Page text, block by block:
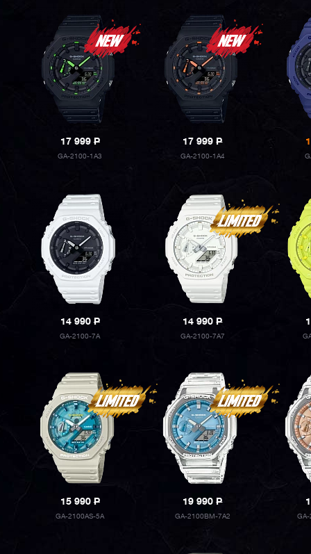
17 999P
GA-2100-1A3
17 999P
GA-2100-1A4
14 990P
GA-2100-7A
14 990P
GA-2100-7A7
15 990P
GA-2100AS-5A
19 990P
GA-2100BM-7A2